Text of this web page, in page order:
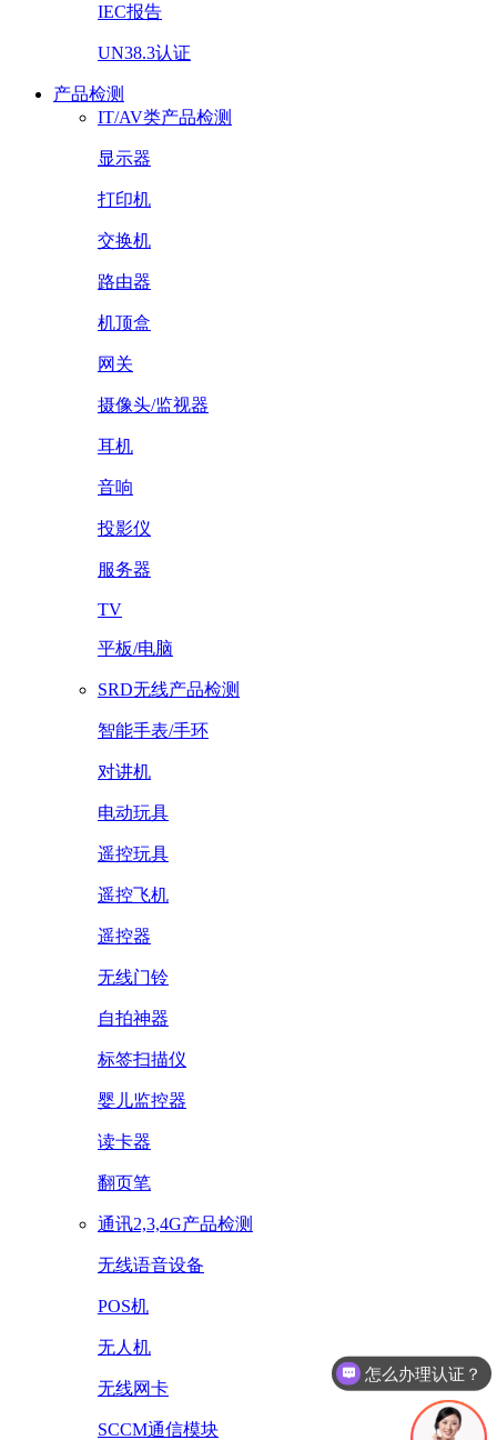
IEC报告
UN38.3认证
产品检测
IT/AV类产品检测
显示器
打印机
交换机
路由器
机顶盒
网关
摄像头/监视器
耳机
音响
投影仪
服务器
TV
平板/电脑
SRD无线产品检测
智能手表/手环
对讲机
电动玩具
遥控玩具
遥控飞机
遥控器
无线门铃
自拍神器
标签扫描仪
婴儿监控器
读卡器
翻页笔
通讯2,3,4G产品检测
无线语音设备
POS机
无人机
无线网卡
SCCM通信模块
怎么收费的呢？